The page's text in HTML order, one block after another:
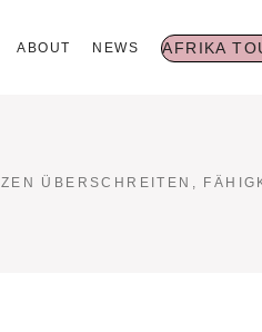
ABOUT NEWS AFRIKA
ÜBERSCHREITEN,